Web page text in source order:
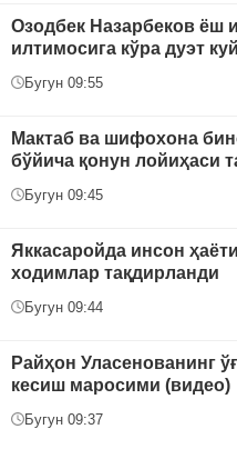
Озодбек Назарбеков ёш
илтимосига кўра дуэт
Бугун 09:55
Мактаб ва шифохона
бўйича қонун лойиҳаси
Бугун 09:45
Яккасаройда инсон
ходимлар тақдирланди
Бугун 09:44
Райҳон Уласенованинг
кесиш маросими (видео)
Бугун 09:37